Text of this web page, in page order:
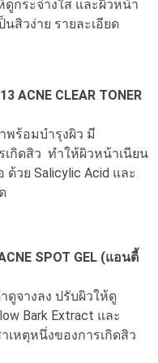
กระจ่างใส และผิวหน้า
นสิวง่าย รายละเอียด
ACNE CLEAR TONER
พร้อมบำรุงผิว มี
กิดสิว ทำให้ผิวหน้าเนียน
วย Salicylic Acid และ
SPOT GEL (แอนตี้
ดูจางลง ปรับผิวให้ดู
Bark Extract และ
เหตุหนึ่งของการเกิดสิว